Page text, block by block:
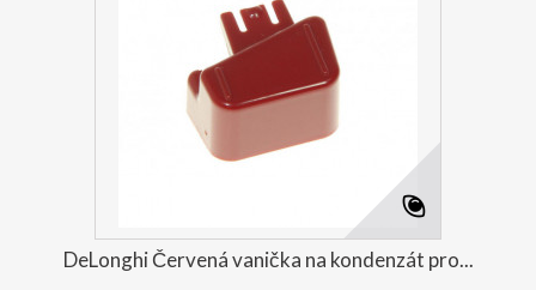
DeLonghi Červená vanička na kondenzát pro...